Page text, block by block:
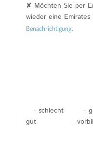
✘ Möchten Sie per
wieder eine
Benachrichtigung.
- schlecht -
gut
-